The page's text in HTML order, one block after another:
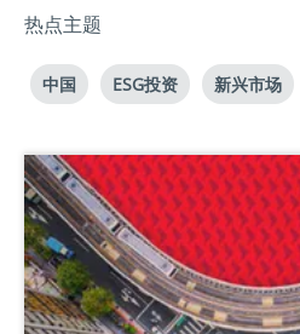
热点主题
中国 ESG投资 新兴市场